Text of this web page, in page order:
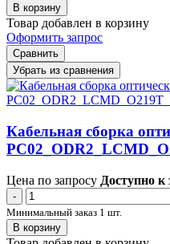
В корзину
Товар добавлен в корзину
Оформить запрос
Сравнить
Убрать из сравнения
Кабельная сборка
Цена по запросу Доступно к
-
Минимальный заказ 1 шт.
В корзину